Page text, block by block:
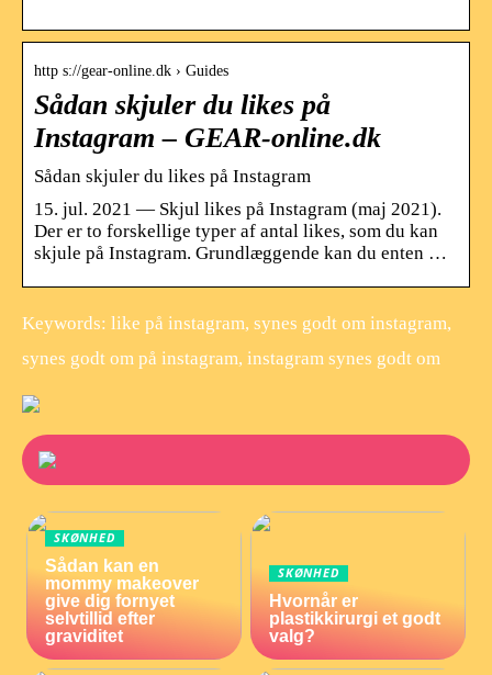
http s://gear-online.dk › Guides
Sådan skjuler du likes på
Instagram – GEAR-online.dk
Sådan skjuler du likes på Instagram
15. jul. 2021 — Skjul likes på Instagram (maj 2021).
Der er to forskellige typer af antal likes, som du kan
skjule på Instagram. Grundlæggende kan du enten …
Keywords: like på instagram, synes godt om instagram,
synes godt om på instagram, instagram synes godt om
SKØNHED
Sådan kan en
mommy makeover
give dig fornyet
selvtillid efter
graviditet
SKØNHED
Hvornår er
plastikkirurgi et godt
valg?